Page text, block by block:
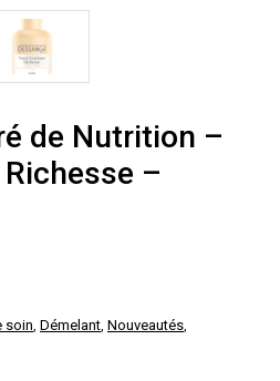
de Nutrition –
–
soin, Démelant, Nouveautés,